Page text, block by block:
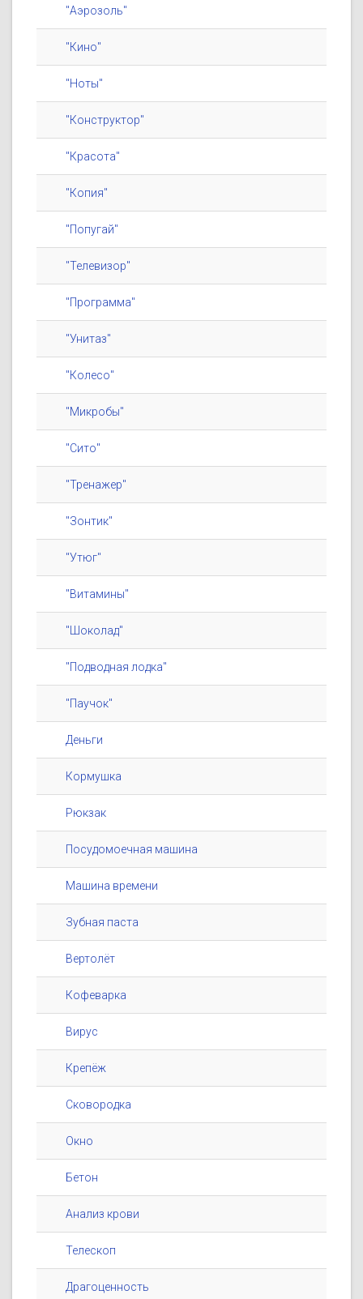
"Аэрозоль"
"Кино"
"Ноты"
"Конструктор"
"Красота"
"Копия"
"Попугай"
"Телевизор"
"Программа"
"Унитаз"
"Колесо"
"Микробы"
"Сито"
"Тренажер"
"Зонтик"
"Утюг"
"Витамины"
"Шоколад"
"Подводная лодка"
"Паучок"
Деньги
Кормушка
Рюкзак
Посудомоечная машина
Машина времени
Зубная паста
Вертолёт
Кофеварка
Вирус
Крепёж
Сковородка
Окно
Бетон
Анализ крови
Телескоп
Драгоценность